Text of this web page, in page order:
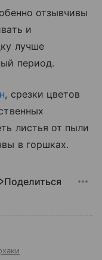
отзывчивы
и
лучше
период.
, срезки цветов
листья от пыли
в горшках.
Поделиться